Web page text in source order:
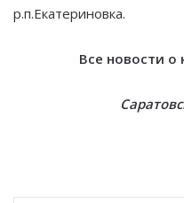
р.п.Екатериновка.
Все новости о